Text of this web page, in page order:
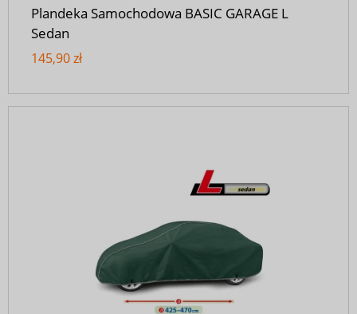
Plandeka Samochodowa BASIC GARAGE L
Sedan
145,90 zł